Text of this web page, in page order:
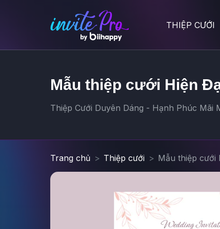
THIỆP CƯỚI
Mẫu thiệp cưới Hiện
Thiệp Cưới Duyên Dáng - Hạnh Phúc Mãi
Trang chủ Thiệp cưới Mẫu thiệp cưới